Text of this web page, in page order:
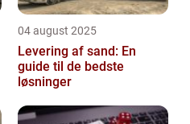
04 august 2025
Levering af sand: En
guide til de bedste
løsninger